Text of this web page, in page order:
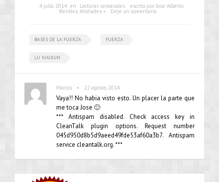
4 julio, 2014 en Lecturas semanales escrito por Jose Alberto
Benítez Andrades • Deje un comentario
BASES DE LA FUERZA FUERZA
LU XIAOJUN
Marcos • 22 agosto, 2014
Vaya!! No habia visto esto. Un placer la parte que
me toca Jose 🙂
*** Antispam disabled. Check access key in
CleanTalk plugin options. Request number
045d950d8b5d9aeed49fde53af60a3b7. Antispam
service cleantalk.org. ***